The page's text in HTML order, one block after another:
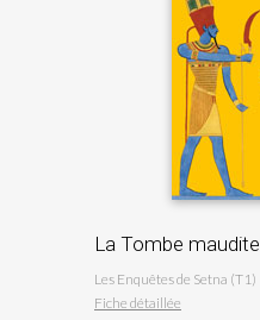
La Tombe maudite
Les Enquêtes de Setna (T1)
Fiche détaillée